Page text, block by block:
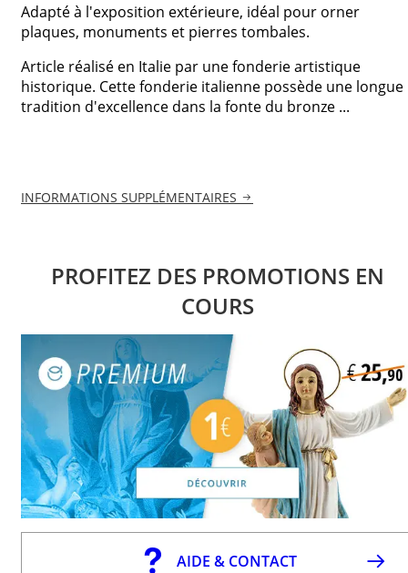
Adapté à l'exposition extérieure, idéal pour orner
plaques, monuments et pierres tombales.
Article réalisé en Italie par une fonderie artistique
historique. Cette fonderie italienne possède une longue
tradition d'excellence dans la fonte du bronze ...
INFORMATIONS SUPPLÉMENTAIRES
PROFITEZ DES PROMOTIONS EN
COURS
AIDE & CONTACT